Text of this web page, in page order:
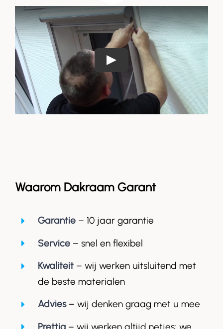
Waarom Dakraam Garant
Garantie– 10 jaar garantie
Service – snel en flexibel
Kwaliteit– wij werken uitsluitend met
de beste materialen
Advies– wij denken graag met u mee
Prettig– wij werken altijd netjes; we